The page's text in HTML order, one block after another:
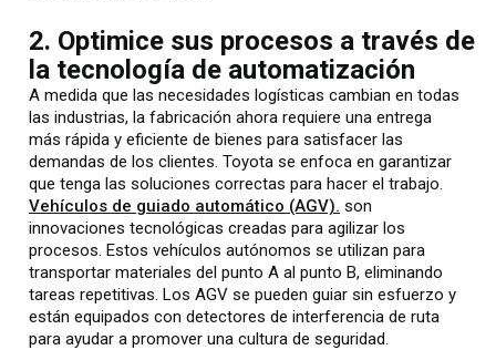
2. Optimice sus procesos a través de
la tecnología de automatización
A medida que las necesidades logísticas cambian en todas
las industrias, la fabricación ahora requiere una entrega
más rápida y eficiente de bienes para satisfacer las
demandas de los clientes. Toyota se enfoca en garantizar
que tenga las soluciones correctas para hacer el trabajo.
Vehículos de guiado automático (AGV). son
innovaciones tecnológicas creadas para agilizar los
procesos. Estos vehículos autónomos se utilizan para
transportar materiales del punto A al punto B, eliminando
tareas repetitivas. Los AGV se pueden guiar sin esfuerzo y
están equipados con detectores de interferencia de ruta
para ayudar a promover una cultura de seguridad.